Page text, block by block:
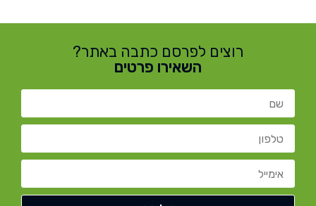
רוצים לפרסם כתבה באתר?
השאירו פרטים